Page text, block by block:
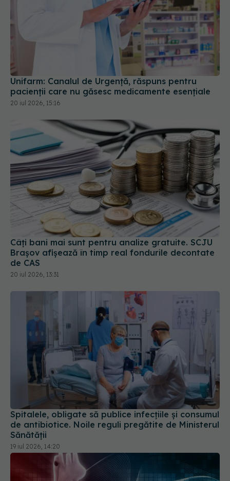
Unifarm: Canalul de Urgență, răspuns pentru
pacienții care nu găsesc medicamente esențiale
20 iul 2026, 15:16
Câți bani mai sunt pentru analize gratuite. SCJU
Brașov afișează în timp real fondurile decontate
de CAS
20 iul 2026, 13:31
Spitalele, obligate să publice infecțiile și consumul
de antibiotice. Noile reguli pregătite de Ministerul
Sănătății
19 iul 2026, 14:20